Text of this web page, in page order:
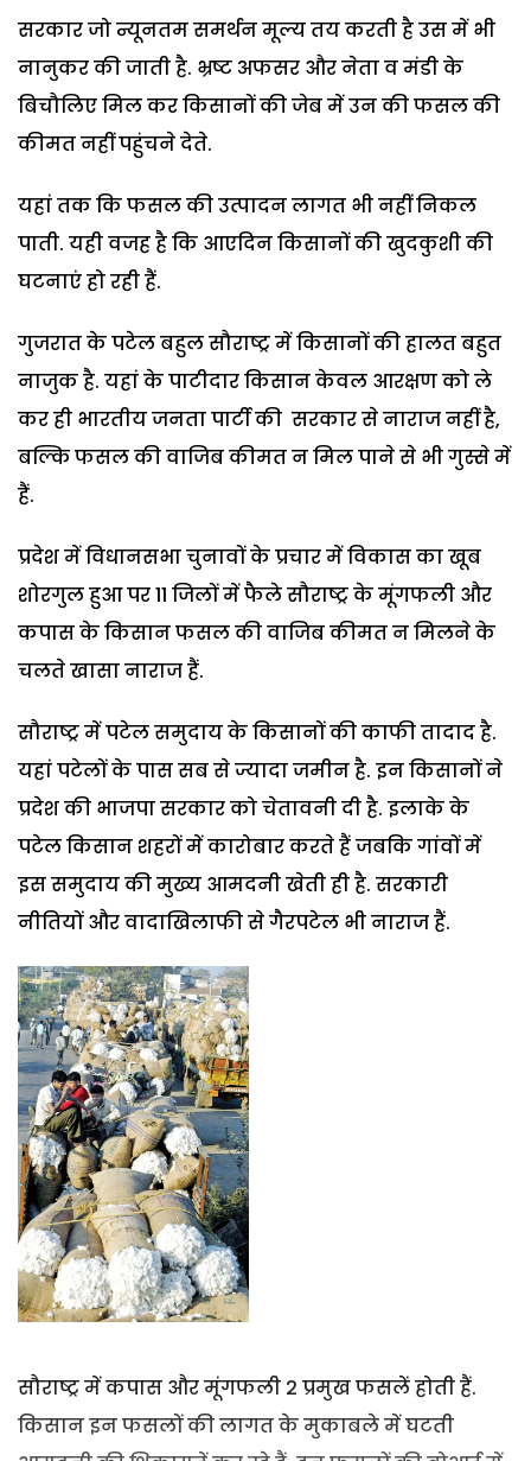
सरकार जो न्यूनतम समर्थन मूल्य तय करती है उस में भी
नानुकर की जाती है. भ्रष्ट अफसर और नेता व मंडी के
बिचौलिए मिल कर किसानों की जेब में उन की फसल की
कीमत नहीं पहुंचने देते.
यहां तक कि फसल की उत्पादन लागत भी नहीं निकल
पाती. यही वजह है कि आएदिन किसानों की खुदकुशी की
घटनाएं हो रही हैं.
गुजरात के पटेल बहुल सौराष्ट्र में किसानों की हालत बहुत
नाजुक है. यहां के पाटीदार किसान केवल आरक्षण को ले
कर ही भारतीय जनता पार्टी की सरकार से नाराज नहीं है,
बल्कि फसल की वाजिब कीमत न मिल पाने से भी गुस्से में
हैं.
प्रदेश में विधानसभा चुनावों के प्रचार में विकास का खूब
शोरगुल हुआ पर 11 जिलों में फैले सौराष्ट्र के मूंगफली और
कपास के किसान फसल की वाजिब कीमत न मिलने के
चलते खासा नाराज हैं.
सौराष्ट्र में पटेल समुदाय के किसानों की काफी तादाद है.
यहां पटेलों के पास सब से ज्यादा जमीन है. इन किसानों ने
प्रदेश की भाजपा सरकार को चेतावनी दी है. इलाके के
पटेल किसान शहरों में कारोबार करते हैं जबकि गांवों में
इस समुदाय की मुख्य आमदनी खेती ही है. सरकारी
नीतियों और वादाखिलाफी से गैरपटेल भी नाराज हैं.
सौराष्ट्र में कपास और मूंगफली 2 प्रमुख फसलें होती हैं.
किसान इन फसलों की लागत के मुकाबले में घटती